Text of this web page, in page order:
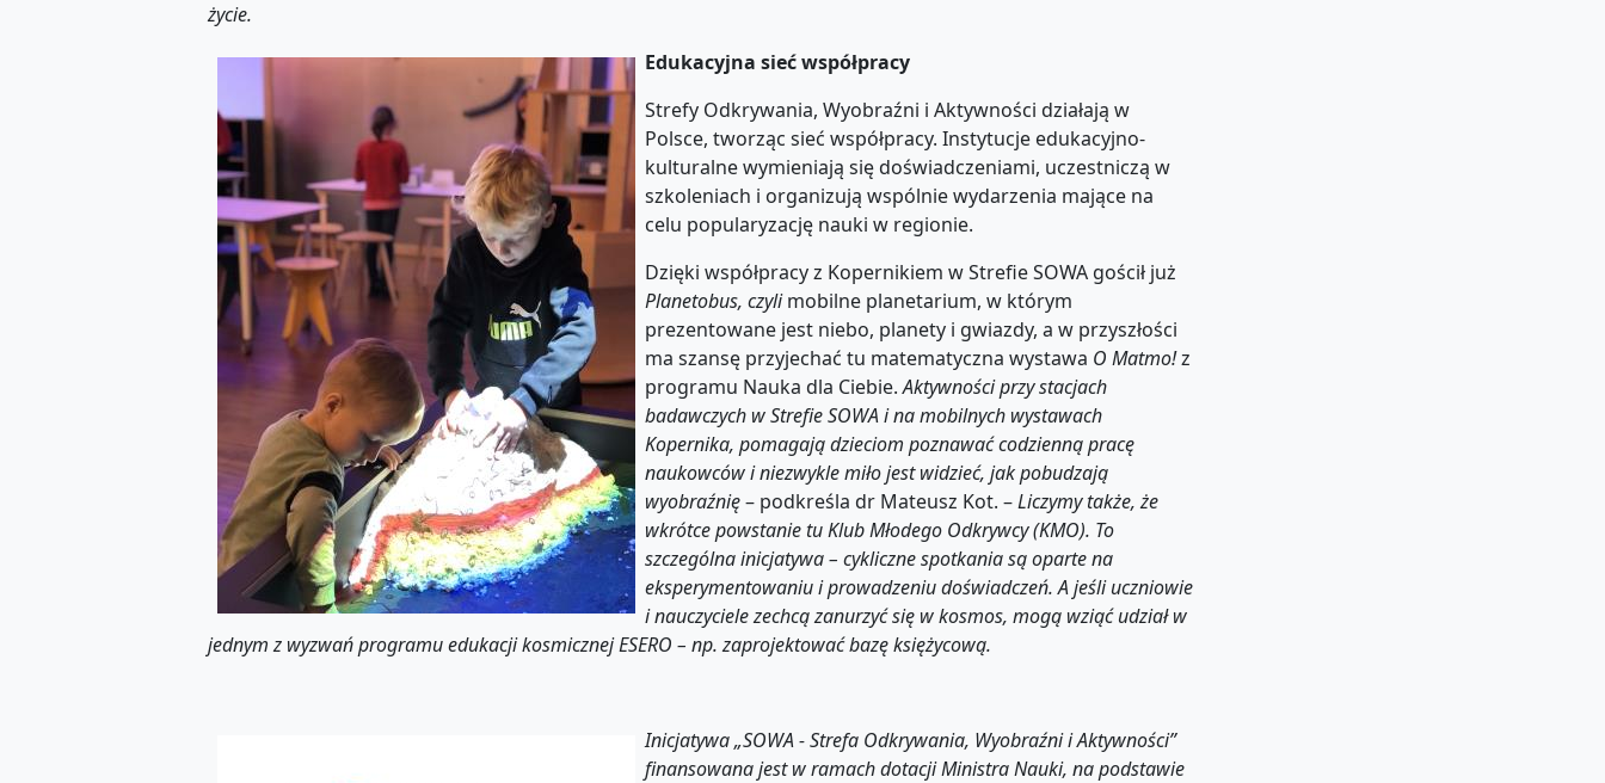
życie.
Edukacyjna sieć współpracy
Strefy Odkrywania, Wyobraźni i Aktywności działają w
Polsce, tworząc sieć współpracy. Instytucje edukacyjno-
kulturalne wymieniają się doświadczeniami, uczestniczą w
szkoleniach i organizują wspólnie wydarzenia mające na
celu popularyzację nauki w regionie.
Dzięki współpracy z Kopernikiem w Strefie SOWA gościł już
Planetobus, czylimobilne planetarium, w którym
prezentowane jest niebo, planety i gwiazdy, a w przyszłości
ma szansę przyjechać tu matematyczna wystawa O Matmo!z
programu Nauka dla Ciebie.Aktywności przy stacjach
badawczych w Strefie SOWA i na mobilnych wystawach
Kopernika, pomagajądzieciom poznawać codzienną pracę
naukowców i niezwykle miło jest widzieć, jak pobudzają
wyobraźnię– podkreśla dr Mateusz Kot. –Liczymy także, że
wkrótce powstanie tu Klub Młodego Odkrywcy (KMO). To
szczególna inicjatywa – cykliczne spotkania są oparte na
eksperymentowaniu i prowadzeniu doświadczeń. A jeśli uczniowie
i nauczyciele zechcą zanurzyć się w kosmos, mogą wziąć udział w
jednym z wyzwań programu edukacji kosmicznej ESERO – np. zaprojektować bazę księżycową.
Inicjatywa „SOWA - Strefa Odkrywania, Wyobraźni i Aktywności”
finansowana jest w ramach dotacji Ministra Nauki, na podstawie